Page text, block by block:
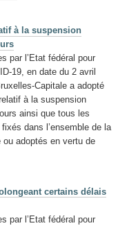
à la suspension
par l’Etat fédéral pour
19, en date du 2 avril
Capitale a adopté
à la suspension
ainsi que tous les
dans l’ensemble de la
ou adoptés en vertu de
certains délais
par l’Etat fédéral pour